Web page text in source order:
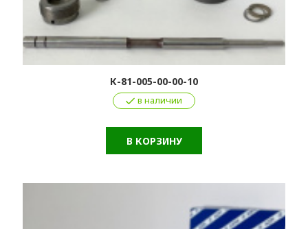
К-81-005-00-00-10
в наличии
В КОРЗИНУ